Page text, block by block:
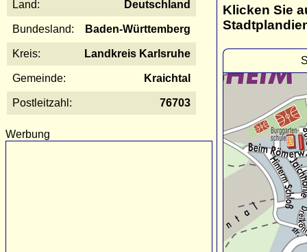
Land: Deutschland
Bundesland: Baden-Württemberg
Kreis: Landkreis Karlsruhe
Gemeinde: Kraichtal
Postleitzahl: 76703
Werbung
Klicken Sie